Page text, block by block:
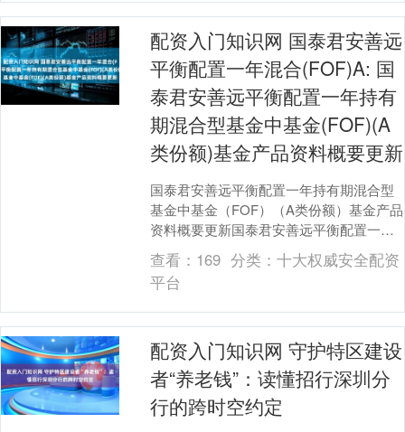
配资入门知识网 国泰君安善远
平衡配置一年混合(FOF)A: 国
泰君安善远平衡配置一年持有
期混合型基金中基金(FOF)(A
类份额)基金产品资料概要更新
国泰君安善远平衡配置一年持有期混合型
基金中基金（FOF）（A类份额）基金产品
资料概要更新国泰君安善远平衡配置一年
持有期混合型基金中基金（FOF）（A类份
额）基金....
查看： 169 分类： 十大权威安全配资
平台
配资入门知识网 守护特区建设
者“养老钱”：读懂招行深圳分
行的跨时空约定